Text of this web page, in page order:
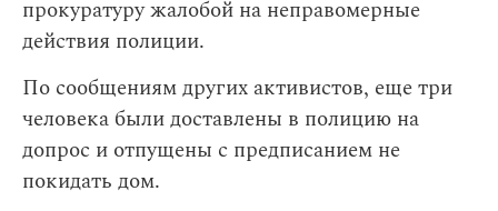
прокуратуру жалобой на неправомерные
действия полиции.
По сообщениям других активистов, еще три
человека были доставлены в полицию на
допрос и отпущены с предписанием не
покидать дом.